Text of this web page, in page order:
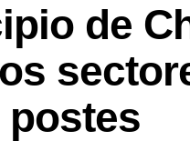
de
postes